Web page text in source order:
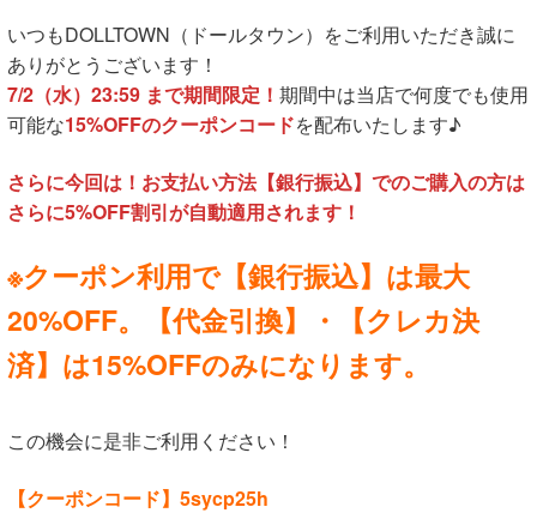
いつもDOLLTOWN（ドールタウン）をご利用いただき誠に
ありがとうございます！
7/2（水）23:59 まで期間限定！ 期間中は当店で何度でも使用
可能な15%OFFのクーポンコードを配布いたします♪
さらに今回は！お支払い方法【銀行振込】でのご購入の方は
さらに5%OFF割引が自動適用されます！
※クーポン利用で【銀行振込】は最大
20%OFF。【代金引換】・【クレカ決
済】は15%OFFのみになります。
この機会に是非ご利用ください！
【クーポンコード】5sycp25h